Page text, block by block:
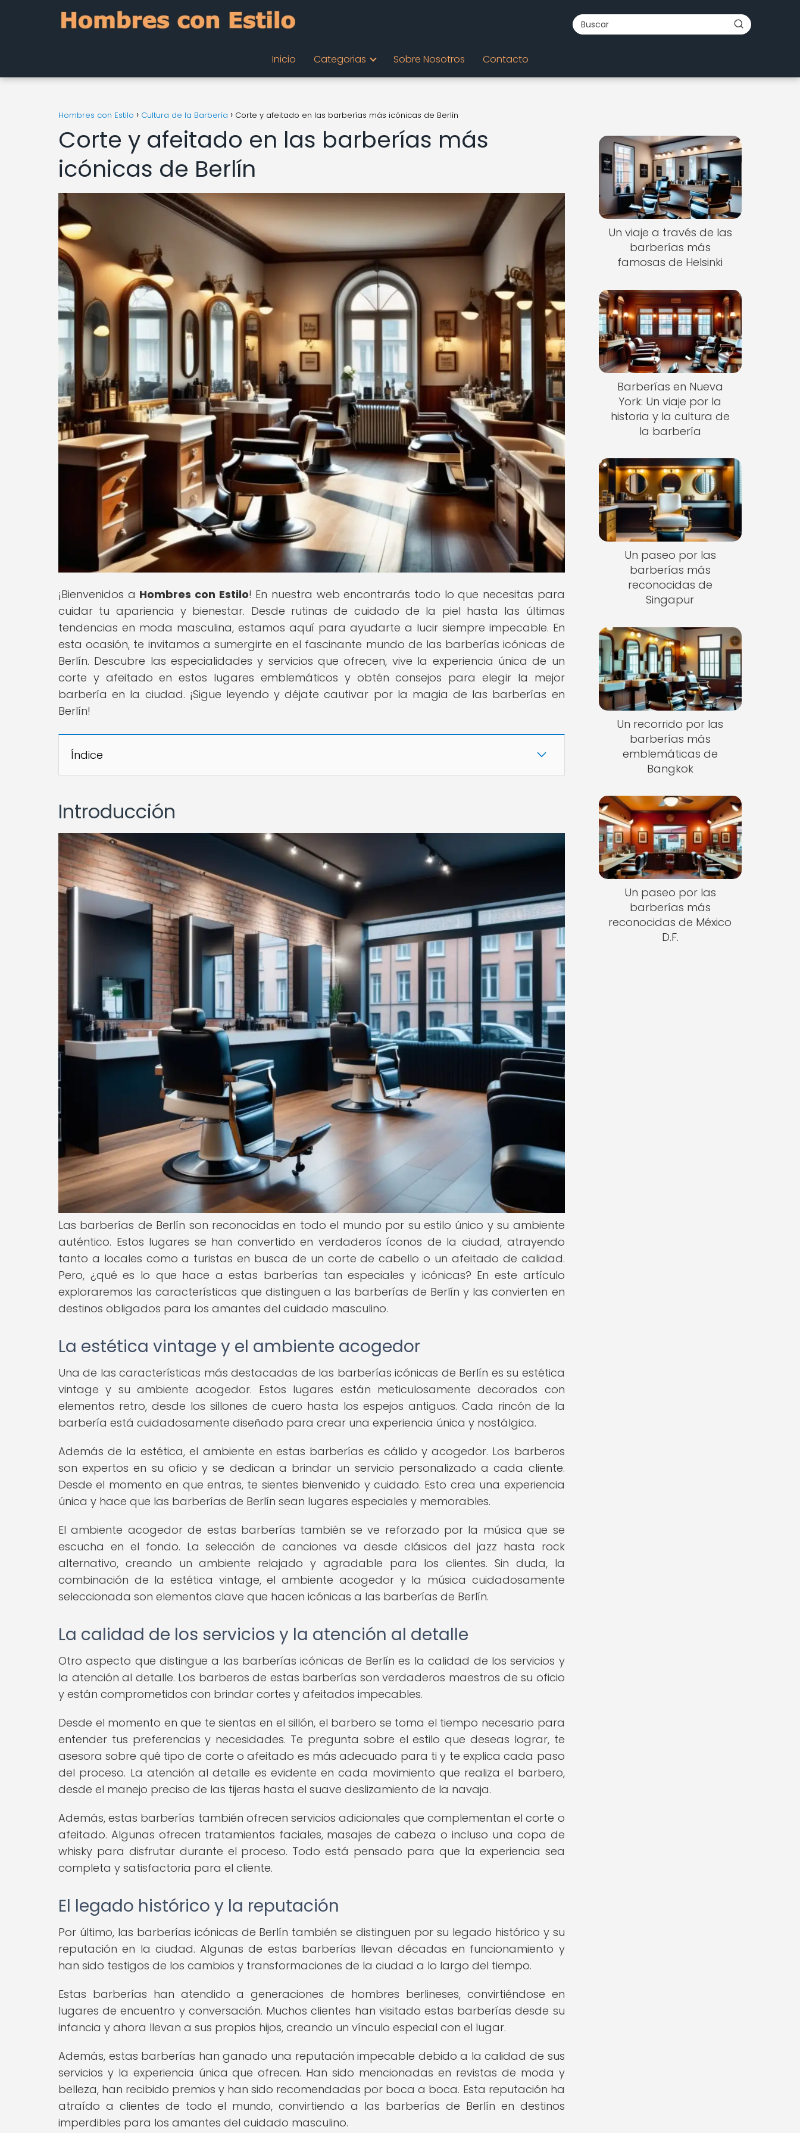
Inicio Categorias Sobre Nosotros Contacto
Hombres con Estilo Cultura de la Barbería Corte y afeitado en las barberías más icónicas de Berlín
Corte y afeitado en las barberías más
icónicas de Berlín
¡Bienvenidos a Hombres con Estilo! En nuestra web encontrarás todo lo que necesitas para
cuidar tu apariencia y bienestar. Desde rutinas de cuidado de la piel hasta las últimas
tendencias en moda masculina, estamos aquí para ayudarte a lucir siempre impecable. En
esta ocasión, te invitamos a sumergirte en el fascinante mundo de las barberías icónicas de
Berlín. Descubre las especialidades y servicios que ofrecen, vive la experiencia única de un
corte y afeitado en estos lugares emblemáticos y obtén consejos para elegir la mejor
barbería en la ciudad. ¡Sigue leyendo y déjate cautivar por la magia de las barberías en
Berlín!
Índice
Introducción
Las barberías de Berlín son reconocidas en todo el mundo por su estilo único y su ambiente
auténtico. Estos lugares se han convertido en verdaderos íconos de la ciudad, atrayendo
tanto a locales como a turistas en busca de un corte de cabello o un afeitado de calidad.
Pero, ¿qué es lo que hace a estas barberías tan especiales y icónicas? En este artículo
exploraremos las características que distinguen a las barberías de Berlín y las convierten en
destinos obligados para los amantes del cuidado masculino.
La estética vintage y el ambiente acogedor
Una de las características más destacadas de las barberías icónicas de Berlín es su estética
vintage y su ambiente acogedor. Estos lugares están meticulosamente decorados con
elementos retro, desde los sillones de cuero hasta los espejos antiguos. Cada rincón de la
barbería está cuidadosamente diseñado para crear una experiencia única y nostálgica.
Además de la estética, el ambiente en estas barberías es cálido y acogedor. Los barberos
son expertos en su oficio y se dedican a brindar un servicio personalizado a cada cliente.
Desde el momento en que entras, te sientes bienvenido y cuidado. Esto crea una experiencia
única y hace que las barberías de Berlín sean lugares especiales y memorables.
El ambiente acogedor de estas barberías también se ve reforzado por la música que se
escucha en el fondo. La selección de canciones va desde clásicos del jazz hasta rock
alternativo, creando un ambiente relajado y agradable para los clientes. Sin duda, la
combinación de la estética vintage, el ambiente acogedor y la música cuidadosamente
seleccionada son elementos clave que hacen icónicas a las barberías de Berlín.
La calidad de los servicios y la atención al detalle
Otro aspecto que distingue a las barberías icónicas de Berlín es la calidad de los servicios y
la atención al detalle. Los barberos de estas barberías son verdaderos maestros de su oficio
y están comprometidos con brindar cortes y afeitados impecables.
Desde el momento en que te sientas en el sillón, el barbero se toma el tiempo necesario para
entender tus preferencias y necesidades. Te pregunta sobre el estilo que deseas lograr, te
asesora sobre qué tipo de corte o afeitado es más adecuado para ti y te explica cada paso
del proceso. La atención al detalle es evidente en cada movimiento que realiza el barbero,
desde el manejo preciso de las tijeras hasta el suave deslizamiento de la navaja.
Además, estas barberías también ofrecen servicios adicionales que complementan el corte o
afeitado. Algunas ofrecen tratamientos faciales, masajes de cabeza o incluso una copa de
whisky para disfrutar durante el proceso. Todo está pensado para que la experiencia sea
completa y satisfactoria para el cliente.
El legado histórico y la reputación
Por último, las barberías icónicas de Berlín también se distinguen por su legado histórico y su
reputación en la ciudad. Algunas de estas barberías llevan décadas en funcionamiento y
han sido testigos de los cambios y transformaciones de la ciudad a lo largo del tiempo.
Estas barberías han atendido a generaciones de hombres berlineses, convirtiéndose en
lugares de encuentro y conversación. Muchos clientes han visitado estas barberías desde su
infancia y ahora llevan a sus propios hijos, creando un vínculo especial con el lugar.
Además, estas barberías han ganado una reputación impecable debido a la calidad de sus
servicios y la experiencia única que ofrecen. Han sido mencionadas en revistas de moda y
belleza, han recibido premios y han sido recomendadas por boca a boca. Esta reputación ha
atraído a clientes de todo el mundo, convirtiendo a las barberías de Berlín en destinos
imperdibles para los amantes del cuidado masculino.
Un viaje a través de las
barberías más
famosas de Helsinki
Barberías en Nueva
York: Un viaje por la
historia y la cultura de
la barbería
Un paseo por las
barberías más
reconocidas de
Singapur
Un recorrido por las
barberías más
emblemáticas de
Bangkok
Un paseo por las
barberías más
reconocidas de México
D.F.